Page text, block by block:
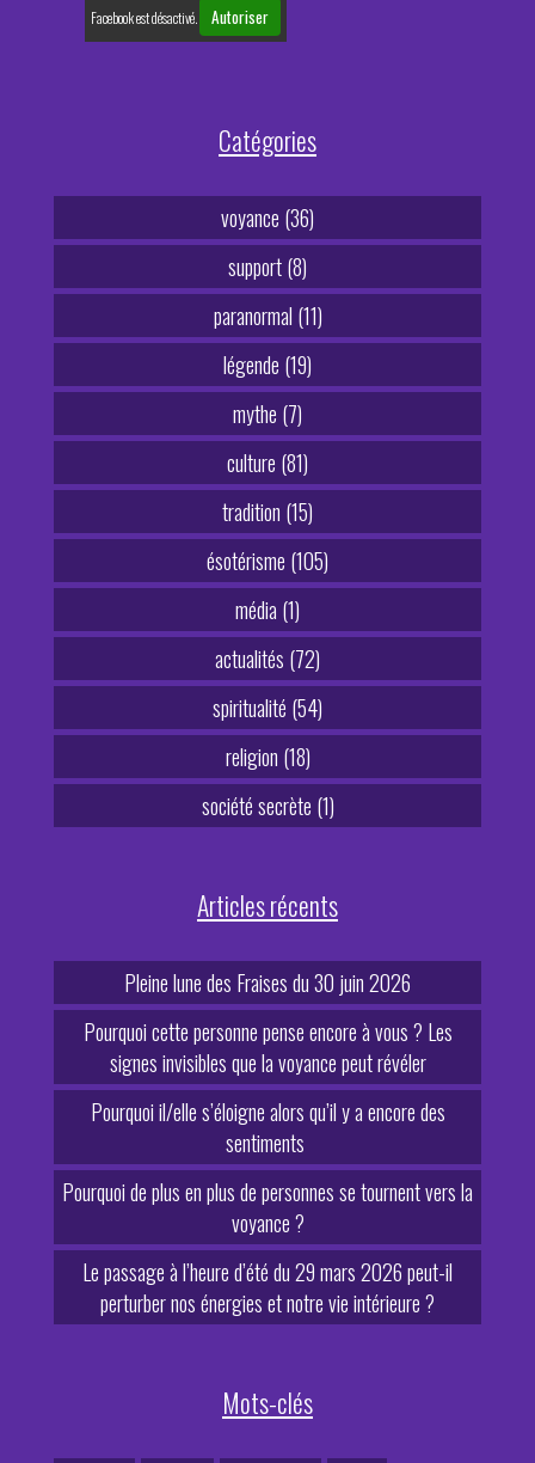
Facebook est désactivé. Autoriser
Catégories
voyance (36)
support (8)
paranormal (11)
légende (19)
mythe (7)
culture (81)
tradition (15)
ésotérisme (105)
média (1)
actualités (72)
spiritualité (54)
religion (18)
société secrète (1)
Articles récents
Pleine lune des Fraises du 30 juin 2026
Pourquoi cette personne pense encore à vous ? Les
signes invisibles que la voyance peut révéler
Pourquoi il/elle s’éloigne alors qu’il y a encore des
sentiments
Pourquoi de plus en plus de personnes se tournent vers la
voyance ?
Le passage à l’heure d’été du 29 mars 2026 peut-il
perturber nos énergies et notre vie intérieure ?
Mots-clés